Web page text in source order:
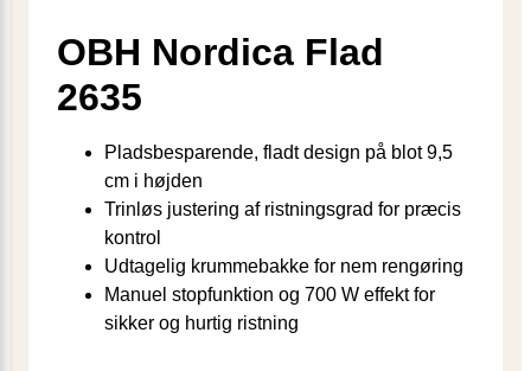
OBH Nordica Flad
2635
Pladsbesparende, fladt design på blot 9,5
cm i højden
Trinløs justering af ristningsgrad for præcis
kontrol
Udtagelig krummebakke for nem rengøring
Manuel stopfunktion og 700 W effekt for
sikker og hurtig ristning